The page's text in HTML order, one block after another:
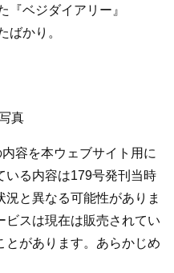
『ベジダイアリー』
ばかり。
真
容を本ウェブサイト用に
いる内容は179号発刊当時
と異なる可能性がありま
ビスは現在は販売されてい
とがあります。あらかじめ